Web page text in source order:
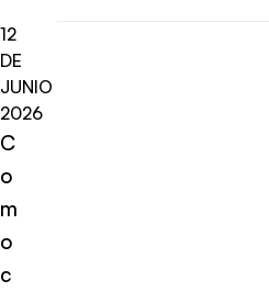
12
DE
JUNIO
2026
C
o
m
o
c